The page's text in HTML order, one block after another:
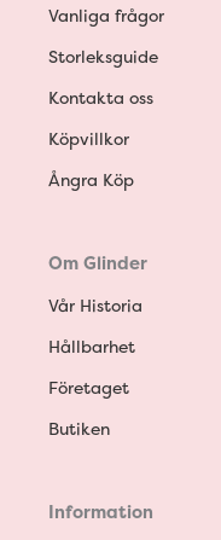
Vanliga frågor
Storleksguide
Kontakta oss
Köpvillkor
Ångra Köp
Om Glinder
Vår Historia
Hållbarhet
Företaget
Butiken
Information